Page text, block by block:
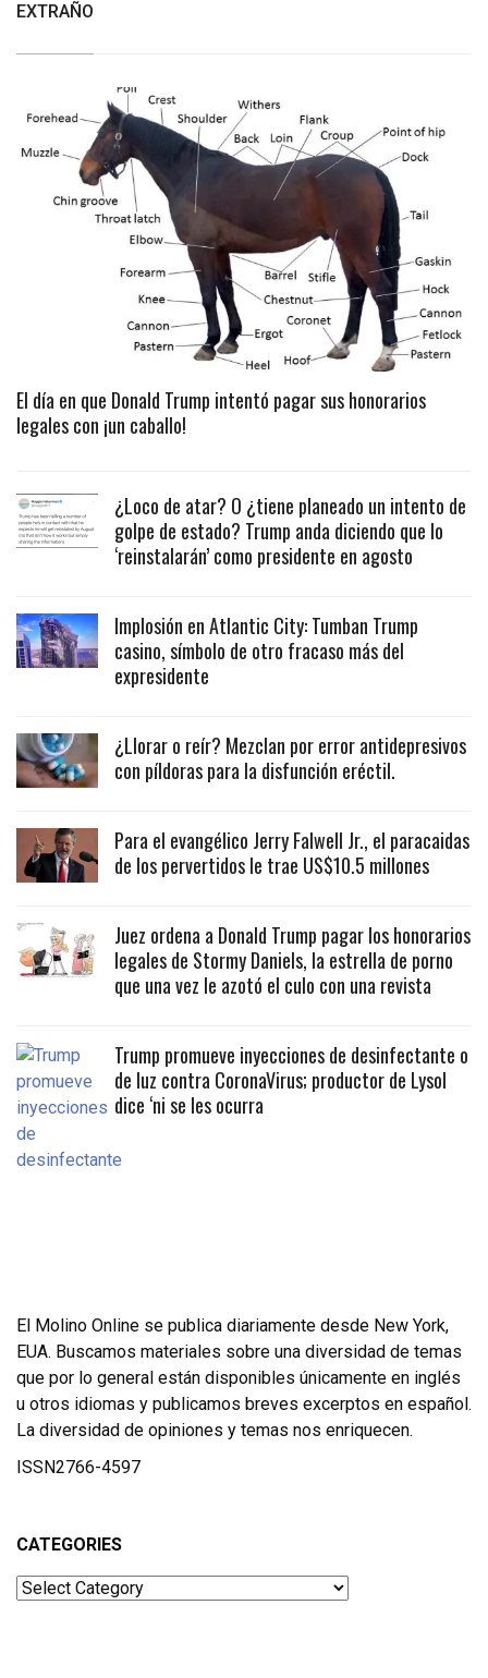
EXTRAÑO
El día en que Donald Trump intentó pagar sus honorarios
legales con ¡un caballo!
¿Loco de atar? O ¿tiene planeado un intento de
golpe de estado? Trump anda diciendo que lo
‘reinstalarán’ como presidente en agosto
Implosión en Atlantic City: Tumban Trump
casino, símbolo de otro fracaso más del
expresidente
¿Llorar o reír? Mezclan por error antidepresivos
con píldoras para la disfunción eréctil.
Para el evangélico Jerry Falwell Jr., el paracaidas
de los pervertidos le trae US$10.5 millones
Juez ordena a Donald Trump pagar los honorarios
legales de Stormy Daniels, la estrella de porno
que una vez le azotó el culo con una revista
Trump promueve inyecciones de desinfectante o
de luz contra CoronaVirus; productor de Lysol
dice ‘ni se les ocurra
El Molino Online se publica diariamente desde New York,
EUA. Buscamos materiales sobre una diversidad de temas
que por lo general están disponibles únicamente en inglés
u otros idiomas y publicamos breves excerptos en español.
La diversidad de opiniones y temas nos enriquecen.
ISSN2766-4597
CATEGORIES
Categories